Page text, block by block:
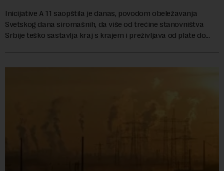
Inicijative A 11 saopštila je danas, povodom obeležavanja
Svetskog dana siromašnih, da više od trećine stanovništva
Srbije teško sastavlja kraj s krajem i preživljava od plate do